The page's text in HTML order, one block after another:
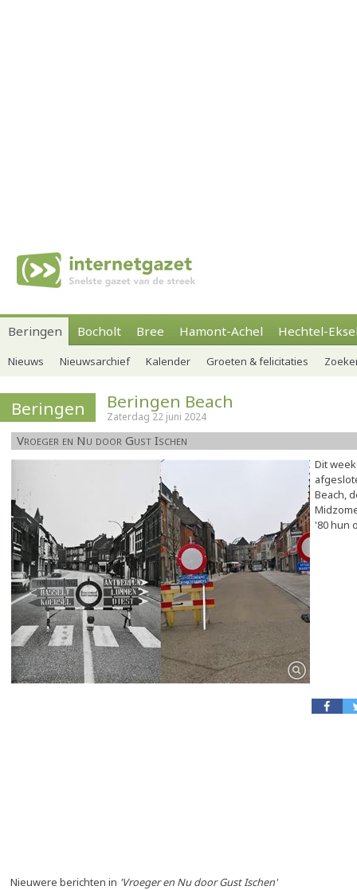
Beringen Bocholt Bree Hamont-Achel Hechtel-
Nieuws Nieuwsarchief Kalender Groeten & felicitaties
Beringen Beringen Beach
Zaterdag 22 juni 2024
Vroeger en Nu door Gust Ischen
Dit
Beach,
'80 hun
Nieuwere berichten in 'Vroeger en Nu door Gust Ischen'